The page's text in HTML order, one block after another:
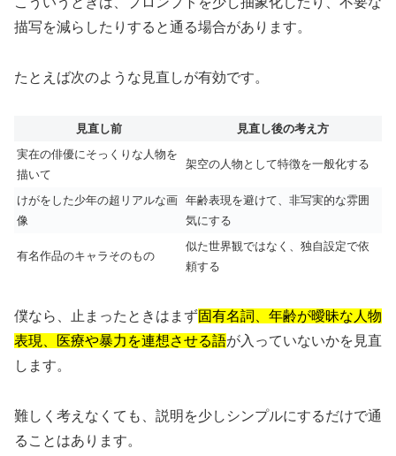
描写を減らしたりすると通る場合があります。
たとえば次のような見直しが有効です。
見直し前
見直し後の考え方
実在の俳優にそっくりな人物を
描いて
架空の人物として特徴を一般化する
けがをした少年の超リアルな画
像
年齢表現を避けて、非写実的な雰囲
気にする
有名作品のキャラそのもの
似た世界観ではなく、独自設定で依
頼する
僕なら、止まったときはまず固有名詞、年齢が曖昧な人物
表現、医療や暴力を連想させる語が入っていないかを見直
します。
難しく考えなくても、説明を少しシンプルにするだけで通
ることはあります。